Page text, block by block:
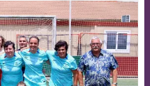
Barcelona badge